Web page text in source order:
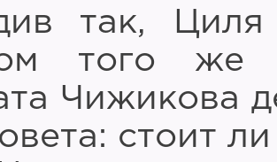
так,
того же
Чижикова
стоит